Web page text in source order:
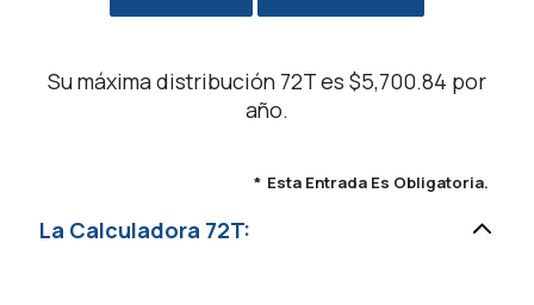
Su máxima distribución 72T es $5,700.84 por
año.
* Esta Entrada Es Obligatoria.
La Calculadora 72T: